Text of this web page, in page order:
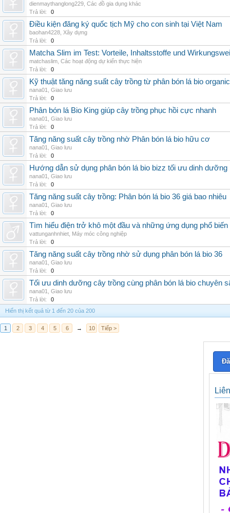
dienmaythanglong229 Các đồ gia dụng khác
Trả lời:
0
Điều kiện đăng ký quốc tịch Mỹ cho con sinh tại Việt Nam
baohan4228 Xây dựng
Trả lời:
0
Matcha Slim im Test: Vorteile, Inhaltsstoffe und
matchaslim Các hoạt động dự kiến thực hiện
Trả lời:
0
Kỹ thuật tăng năng suất cây trồng từ phân bón lá bio organic
nana01
Giao lưu
Trả lời:
0
Phân bón lá Bio King giúp cây trồng phục hồi cực nhanh
nana01
Giao lưu
Trả lời:
0
Tăng năng suất cây trồng nhờ Phân bón lá bio hữu cơ
nana01
Giao lưu
Trả lời:
0
Hướng dẫn sử dụng phân bón lá bio bizz tối ưu dinh dưỡng
nana01
Giao lưu
Trả lời:
0
Tăng năng suất cây trồng: Phân bón lá bio 36 giá bao nhiêu
nana01
Giao lưu
Trả lời:
0
Tìm hiểu điện trở khô một đầu và những ứng dụng phổ
vattunganhnhiet Máy móc công nghiệp
Trả lời:
0
Tăng năng suất cây trồng nhờ sử dụng phân bón lá bio 36
nana01
Giao lưu
Trả lời:
0
Tối ưu dinh dưỡng cây trồng cùng phân bón lá bio chuyên
nana01
Giao lưu
Trả lời:
0
Hiển thị kết quả từ 1 đến 20 của 200
1 2 3 4 5 6 → 10 Tiếp >